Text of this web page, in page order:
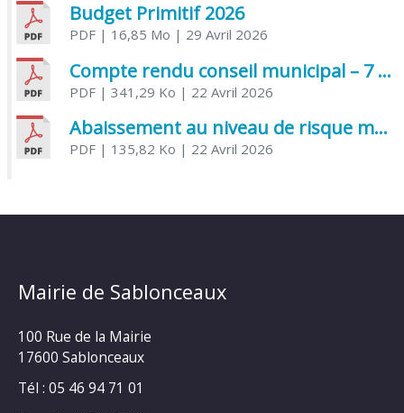
Budget Primitif 2026
PDF| 16,85 Mo | 29 Avril 2026
Compte rendu conseil municipal – 7 avril 2026
PDF| 341,29 Ko | 22 Avril 2026
Abaissement au niveau de risque modéré de l’Influenza aviaire
PDF| 135,82 Ko | 22 Avril 2026
Mairie de Sablonceaux
100 Rue de la Mairie
17600 Sablonceaux
Tél : 05 46 94 71 01